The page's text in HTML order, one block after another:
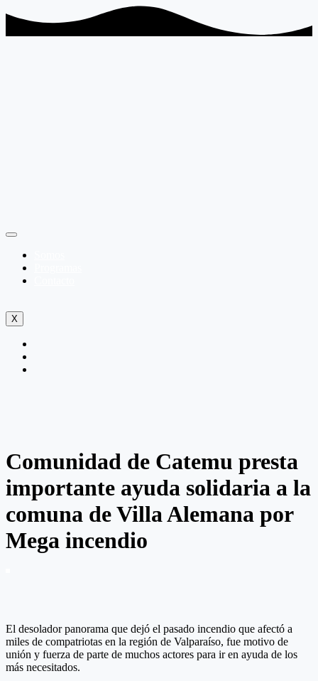
X
Comunidad de Catemu presta
importante ayuda solidaria a la
comuna de Villa Alemana por
Mega incendio
El desolador panorama que dejó el pasado incendio que afectó a
miles de compatriotas en la región de Valparaíso, fue motivo de
unión y fuerza de parte de muchos actores para ir en ayuda de los
más necesitados.